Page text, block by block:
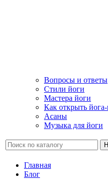
Вопросы и ответы
Стили йоги
Мастера йоги
Как открыть
Асаны
Музыка для йоги
Главная
Блог